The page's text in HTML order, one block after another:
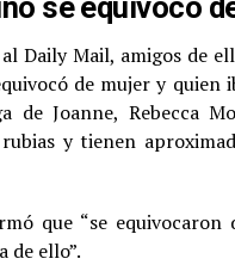
Daily Mail, amigos de
de mujer y quien
de Joanne, Rebecca
y tienen
que “se equivocaron
de ello”.